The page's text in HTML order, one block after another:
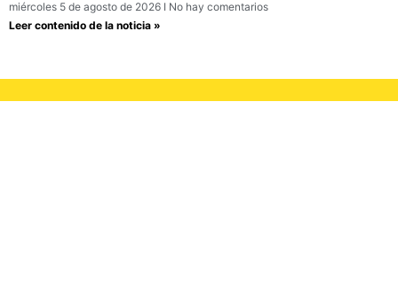
miércoles 5 de agosto de 2026
No hay comentarios
Leer contenido de la noticia »